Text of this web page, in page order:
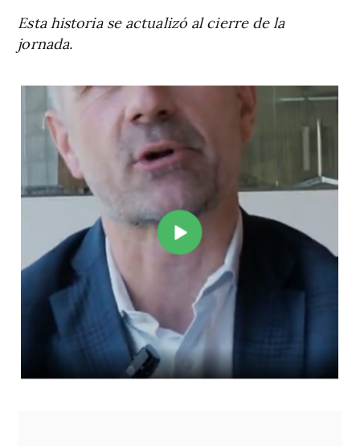
Esta historia se actualizó al cierre de la
jornada.